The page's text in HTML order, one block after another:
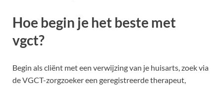
Hoe begin je het beste met
vgct?
Begin als cliënt met een verwijzing van je huisarts, zoek via
de VGCT-zorgzoeker een geregistreerde therapeut,